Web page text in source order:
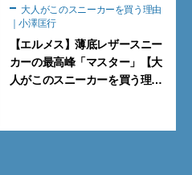
｜小澤匡行
【エルメス】薄底レザースニー
カーの最高峰「マスター」【大
人がこのスニーカーを買う理由